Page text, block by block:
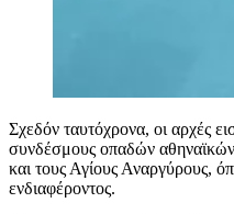
Σχεδόν ταυτόχρονα, οι αρχές
συνδέσμους οπαδών
και τους Αγίους Αναργύρους,
ενδιαφέροντος.